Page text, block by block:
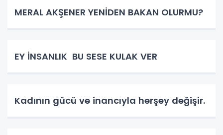
MERAL AKŞENER YENİDEN BAKAN OLURMU?
EY İNSANLIK BU SESE KULAK VER
Kadının gücü ve inancıyla herşey değişir.